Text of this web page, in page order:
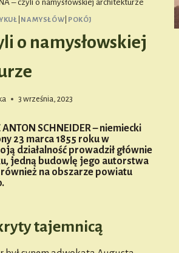
– czyli o namysłowskiej architekturze
NAMYSŁÓW POKÓJ
o namysłowskiej
3 września, 2023
ANTON SCHNEIDER – niemiecki
23 marca 1855 roku w
działalność prowadził głównie
jedną budowlę jego autorstwa
na obszarze powiatu
tajemnicą